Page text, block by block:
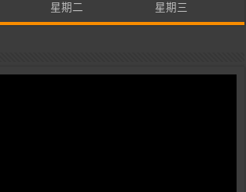
星期二 星期三